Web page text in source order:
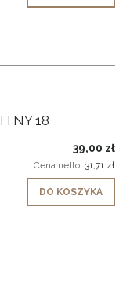
18
39,00 zł
Cena netto: 31,71 zł
DO KOSZYKA